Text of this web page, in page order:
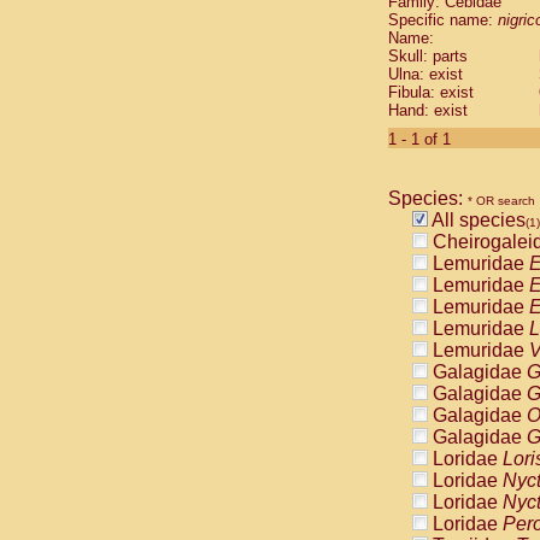
Cebidae
Cebidae
Cebidae
Cebidae
Cebidae
Cebidae
Cebidae
Cebidae
Cebidae
Cebidae
Cebidae
Cebidae
Atelidae
Atelidae
Atelidae
Atelidae
Atelidae
Atelidae
Atelidae
Atelidae
Atelidae
Atelidae
Pitheciidae
Specific name:
Name:
Skull: parts
Ulna: exist
Fibula: exist
Hand: exist
1 - 1 of 1
Species: * OR search
All species(1)
Lemuridae
Lemuridae
Lemuridae
Lemuridae
Lemuridae
Galagidae
Galagidae
Galagidae
Galagidae
Loridae
Loridae
Loridae
Loridae